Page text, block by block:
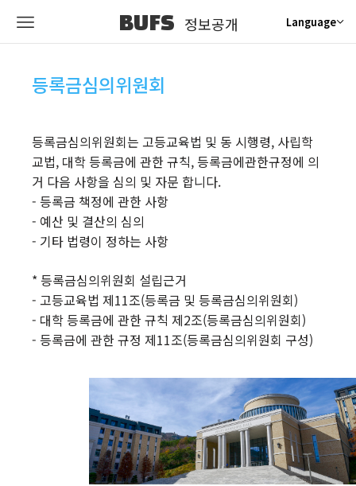
BUFS 정보공개 Language
등록금심의위원회
등록금심의위원회는 고등교육법 및 동 시행령, 사립학
교법, 대학 등록금에 관한 규칙, 등록금에관한규정에 의
거 다음 사항을 심의 및 자문 합니다.
- 등록금 책정에 관한 사항
- 예산 및 결산의 심의
- 기타 법령이 정하는 사항
* 등록금심의위원회 설립근거
- 고등교육법 제11조(등록금 및 등록금심의위원회)
- 대학 등록금에 관한 규칙 제2조(등록금심의위원회)
- 등록금에 관한 규정 제11조(등록금심의위원회 구성)